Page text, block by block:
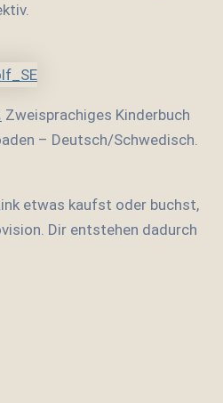
Zweisprachiges Kinderbuch
– Deutsch/Schwedisch.
etwas kaufst oder buchst,
Dir entstehen dadurch